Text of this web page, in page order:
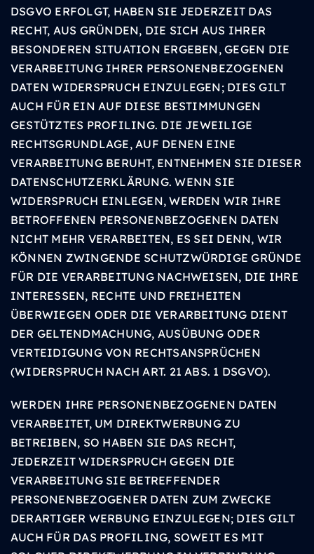
DSGVO ERFOLGT, HABEN SIE JEDERZEIT DAS
RECHT, AUS GRÜNDEN, DIE SICH AUS IHRER
BESONDEREN SITUATION ERGEBEN, GEGEN DIE
VERARBEITUNG IHRER PERSONENBEZOGENEN
DATEN WIDERSPRUCH EINZULEGEN; DIES GILT
AUCH FÜR EIN AUF DIESE BESTIMMUNGEN
GESTÜTZTES PROFILING. DIE JEWEILIGE
RECHTSGRUNDLAGE, AUF DENEN EINE
VERARBEITUNG BERUHT, ENTNEHMEN SIE DIESER
DATENSCHUTZERKLÄRUNG. WENN SIE
WIDERSPRUCH EINLEGEN, WERDEN WIR IHRE
BETROFFENEN PERSONENBEZOGENEN DATEN
NICHT MEHR VERARBEITEN, ES SEI DENN, WIR
KÖNNEN ZWINGENDE SCHUTZWÜRDIGE GRÜNDE
FÜR DIE VERARBEITUNG NACHWEISEN, DIE IHRE
INTERESSEN, RECHTE UND FREIHEITEN
ÜBERWIEGEN ODER DIE VERARBEITUNG DIENT
DER GELTENDMACHUNG, AUSÜBUNG ODER
VERTEIDIGUNG VON RECHTSANSPRÜCHEN
(WIDERSPRUCH NACH ART. 21 ABS. 1 DSGVO).
WERDEN IHRE PERSONENBEZOGENEN DATEN
VERARBEITET, UM DIREKTWERBUNG ZU
BETREIBEN, SO HABEN SIE DAS RECHT,
JEDERZEIT WIDERSPRUCH GEGEN DIE
VERARBEITUNG SIE BETREFFENDER
PERSONENBEZOGENER DATEN ZUM ZWECKE
DERARTIGER WERBUNG EINZULEGEN; DIES GILT
AUCH FÜR DAS PROFILING, SOWEIT ES MIT